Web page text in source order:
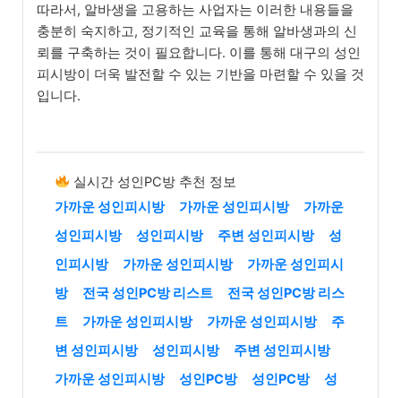
따라서, 알바생을 고용하는 사업자는 이러한 내용들을
충분히 숙지하고, 정기적인 교육을 통해 알바생과의 신
뢰를 구축하는 것이 필요합니다. 이를 통해 대구의 성인
피시방이 더욱 발전할 수 있는 기반을 마련할 수 있을 것
입니다.
실시간 성인PC방 추천 정보
가까운 성인피시방
가까운 성인피시방
가까운
성인피시방
성인피시방 주변 성인피시방
성
인피시방
가까운 성인피시방
가까운 성인피시
방
전국 성인PC방 리스트
전국 성인PC방 리스
트
가까운 성인피시방 가까운 성인피시방
주
변 성인피시방
성인피시방
주변 성인피시방
가까운 성인피시방
성인PC방 성인PC방
성